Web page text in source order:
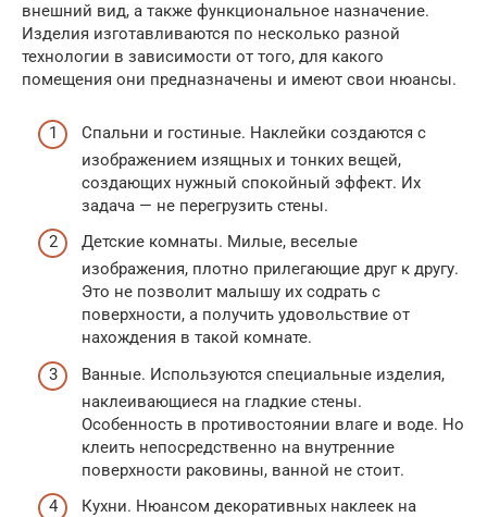
внешний вид, а также функциональное назначение.
Изделия изготавливаются по несколько разной
технологии в зависимости от того, для какого
помещения они предназначены и имеют свои нюансы.
Спальни и гостиные. Наклейки создаются с
изображением изящных и тонких вещей,
создающих нужный спокойный эффект. Их
задача — не перегрузить стены.
Детские комнаты. Милые, веселые
изображения, плотно прилегающие друг к другу.
Это не позволит малышу их содрать с
поверхности, а получить удовольствие от
нахождения в такой комнате.
Ванные. Используются специальные изделия,
наклеивающиеся на гладкие стены.
Особенность в противостоянии влаге и воде. Но
клеить непосредственно на внутренние
поверхности раковины, ванной не стоит.
Кухни. Нюансом декоративных наклеек на